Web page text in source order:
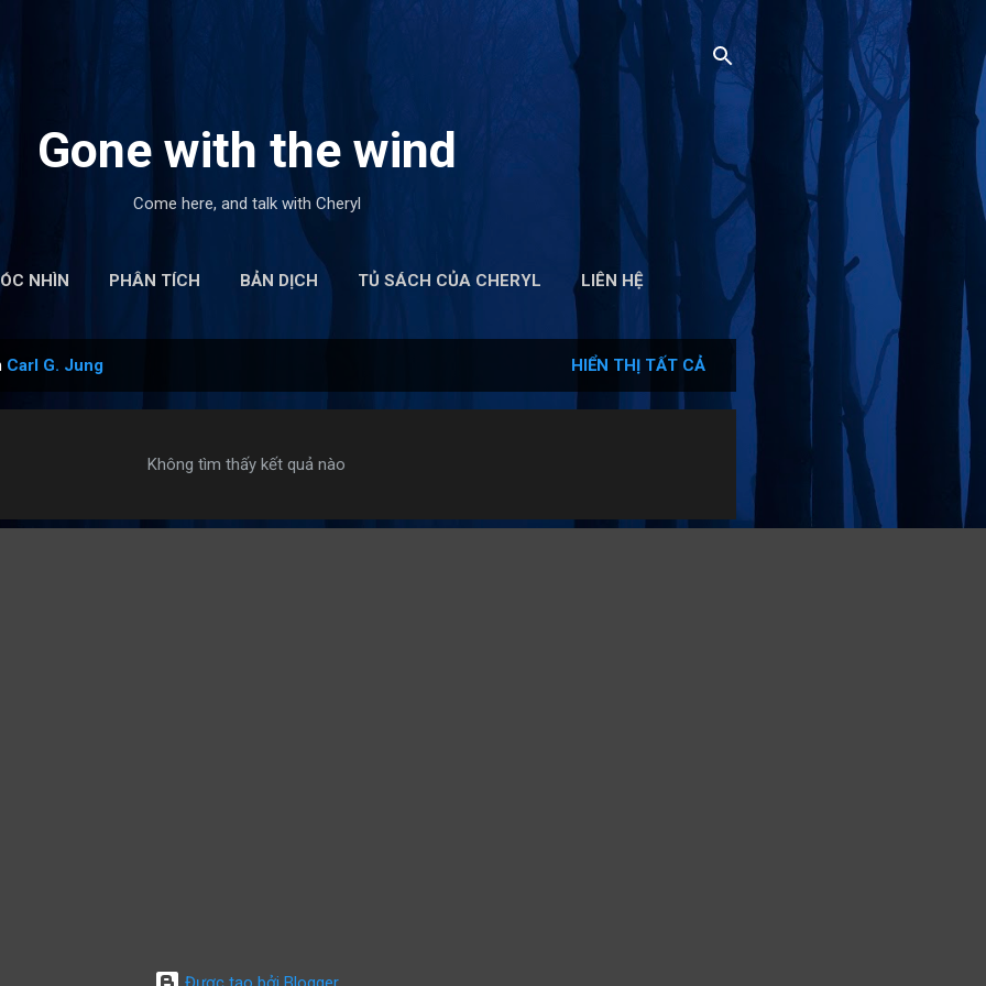
Gone with the wind
Come here, and talk with Cheryl
NHÌN PHÂN TÍCH BẢN DỊCH TỦ SÁCH CỦA CHERYL LIÊN HỆ
Carl G. Jung HIỂN THỊ TẤT CẢ
Không tìm thấy kết quả nào